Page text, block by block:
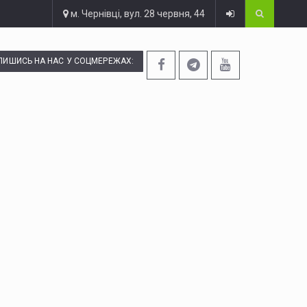
м. Чернівці, вул. 28 червня, 44
НА НАС У СОЦМЕРЕЖАХ: